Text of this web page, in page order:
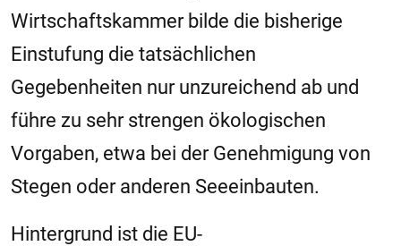
Wirtschaftskammer bilde die bisherige
Einstufung die tatsächlichen
Gegebenheiten nur unzureichend ab und
führe zu sehr strengen ökologischen
Vorgaben, etwa bei der Genehmigung von
Stegen oder anderen Seeeinbauten.
Hintergrund ist die EU-